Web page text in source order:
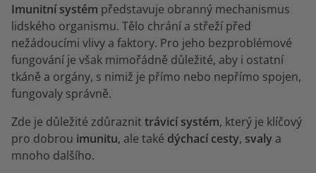
Imunitní systém představuje obranný mechanismus
lidského organismu. Tělo chrání a střeží před
nežádoucími vlivy a faktory. Pro jeho bezproblémové
fungování je však mimořádně důležité, aby i ostatní
tkáně a orgány, s nimiž je přímo nebo nepřímo spojen,
fungovaly správně.
Zde je důležité zdůraznittrávicí systém, který je klíčový
pro dobrou imunitu, ale také dýchací cesty, svaly a
mnoho dalšího.